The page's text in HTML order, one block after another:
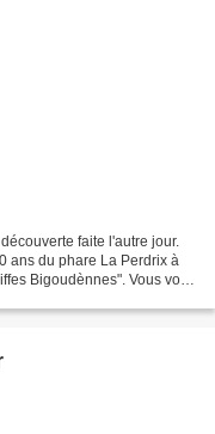
faite l'autre jour.
ans du phare La Perdrix à
Bigoudènnes". Vous vous